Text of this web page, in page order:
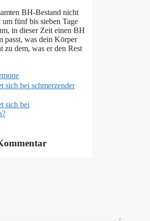
BH-Bestand nicht
um fünf bis sieben Tage
in dieser Zeit einen BH
passt, was dein Körper
zu dem, was er den Rest
sich bei schmerzender
sich bei